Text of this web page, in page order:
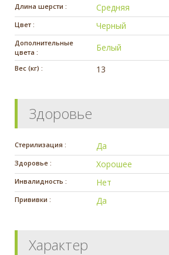
Длина шерсти : Средняя
Цвет : Черный
Дополнительные
цвета :
Белый
Вес (кг) : 13
Здоровье
Стерилизация : Да
Здоровье : Хорошее
Инвалидность : Нет
Прививки : Да
Характер